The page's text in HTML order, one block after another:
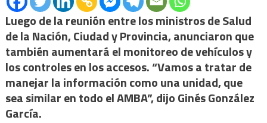
habrá
en
Luego de la reunión entre los ministros de Salud
de la Nación, Ciudad y Provincia, anunciaron que
también aumentará el monitoreo de vehículos y
los controles en los accesos. “Vamos a tratar de
manejar la información como una unidad, que
sea similar en todo el AMBA”, dijo Ginés González
García.